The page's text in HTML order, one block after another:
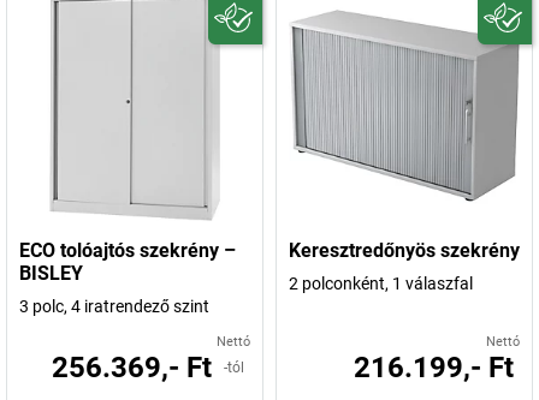
ECO tolóajtós szekrény –
BISLEY
3 polc, 4 iratrendező szint
Nettó
256.369,- Ft -tól
Keresztredőnyös szekrény
2 polconként, 1 válaszfal
Nettó
216.199,- Ft